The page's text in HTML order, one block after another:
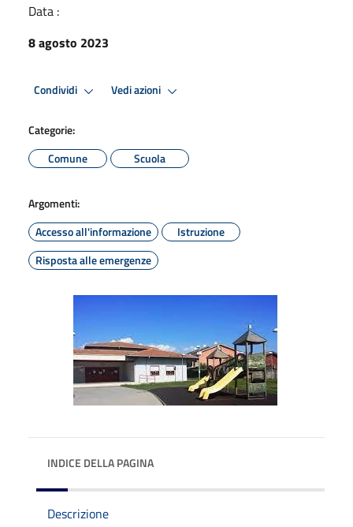
Data :
8 agosto 2023
Condividi Vedi azioni
Categorie:
Comune
Scuola
Argomenti:
Accesso all'informazione
Istruzione
Risposta alle emergenze
INDICE DELLA PAGINA
Descrizione